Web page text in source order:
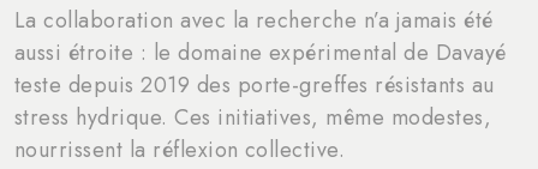
La collaboration avec la recherche n’a jamais été
aussi étroite : le domaine expérimental de Davayé
teste depuis 2019 des porte-greffes résistants au
stress hydrique. Ces initiatives, même modestes,
nourrissent la réflexion collective.